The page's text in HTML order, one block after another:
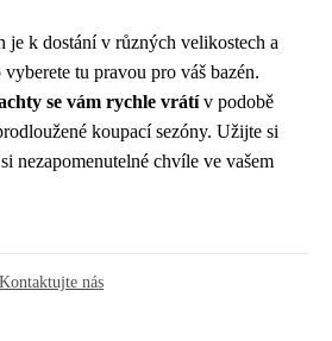
je k dostání v různých velikostech a
tu pravou pro váš bazén.
se vám rychle vrátív podobě
koupací sezóny. Užijte si
nezapomenutelné chvíle ve vašem
Kontaktujte nás